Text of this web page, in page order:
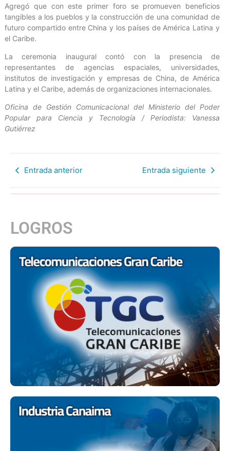
Agregó que con este primer foro se promueven beneficios
tangibles a los pueblos y la construcción de una comunidad de
futuro compartido entre China y los países de América Latina y
el Caribe.
La ceremonia inaugural contó con la presencia de
representantes de agencias espaciales, universidades,
institutos de investigación y empresas de China, de América
Latina y el Caribe, además de organizaciones internacionales.
Oficina de Gestión Comunicacional del Ministerio del Poder
Popular para Ciencia y Tecnología / Periodista: Vanessa
Gutiérrez
Entrada anterior Entrada siguiente
LOGROS